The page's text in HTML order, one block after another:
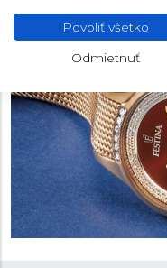
Povoliť všetko
Odmietnuť